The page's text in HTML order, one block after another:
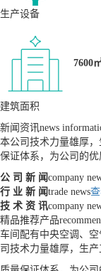
生产设备
7600
建筑面积
新闻资讯news
本公司技术力量雄厚
保证体系，为公司的
公 司 新 闻company
行 业 新 闻trade news
技 术 资 讯company
精品推荐产品
车间配有中央空调、
司技术力量雄厚，生